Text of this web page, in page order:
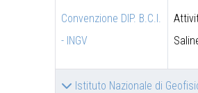
Convenzione DIP. B.C.I.
- INGV
Istituto Nazionale di